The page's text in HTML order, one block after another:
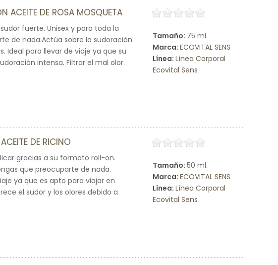
Tamaño: 75 ml.
Marca: ECOVITAL SENS
Línea: Línea Corporal
Ecovital Sens
ACEITE DE ROSA MOSQUETA
fuerte. Unisex y para toda la
de nada.Actúa sobre la sudoración
Ideal para llevar de viaje ya que su
intensa. Filtrar el mal olor.
Tamaño: 50 ml.
Marca: ECOVITAL SENS
Línea: Línea Corporal
Ecovital Sens
DE RICINO
gracias a su formato roll-on.
que preocuparte de nada.
ya que es apto para viajar en
el sudor y los olores debido a